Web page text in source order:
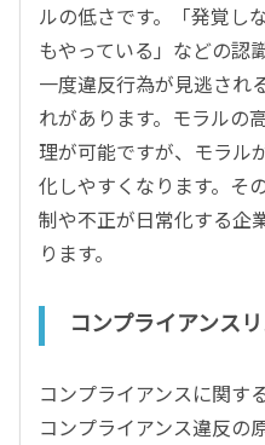
ルの低さです。「発覚し
もやっている」などの認
一度違反行為が見逃され
れがあります。モラルの
理が可能ですが、モラル
化しやすくなります。そ
制や不正が日常化する企
ります。
コンプライアンス
コンプライアンスに関す
コンプライアンス違反の